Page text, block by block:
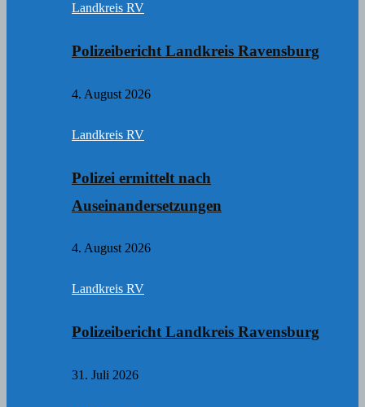
Landkreis RV
Polizeibericht Landkreis Ravensburg
4. August 2026
Landkreis RV
Polizei ermittelt nach
Auseinandersetzungen
4. August 2026
Landkreis RV
Polizeibericht Landkreis Ravensburg
31. Juli 2026